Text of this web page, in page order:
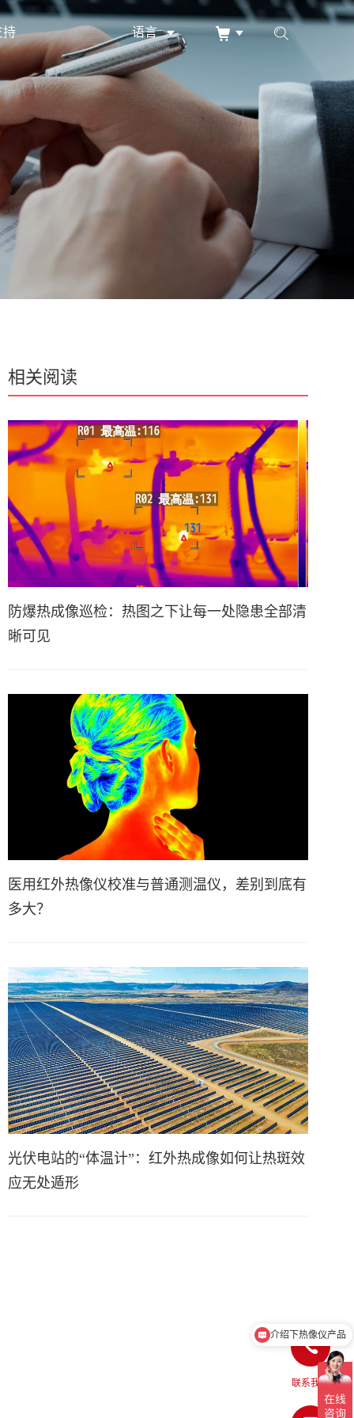
语言
相关阅读
防爆热成像巡检：热图之下让每一处隐患全部清
晰可见
医用红外热像仪校准与普通测温仪，差别到底有
多大？
光伏电站的“体温计”：红外热成像如何让热斑效
应无处遁形
联系我们
介绍下热像仪产品